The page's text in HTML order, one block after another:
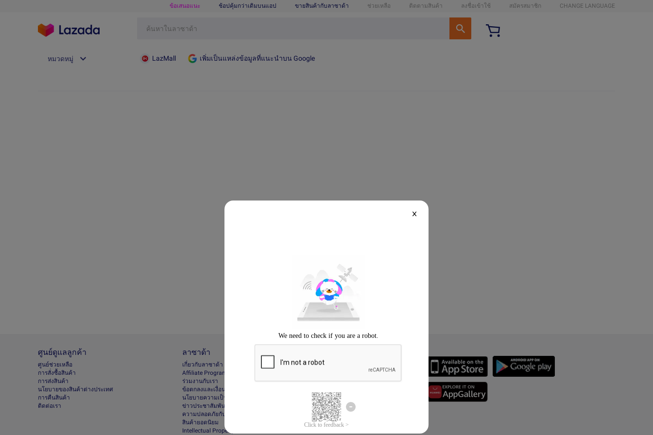
ข้อเสนอแนะ ช้อปคุ้มกว่าเดิมบนแอป ขายสินค้ากับลาซาด้า ช่วยเหลือ ติดตามสินค้า ลงชื่อเข้าใช้ สมัครสมาชิก CHANGE LANGUAGE
หมวดหมู่ LazMall เพิ่มเป็นแหล่งข้อมูลที่แนะนำบน Google
ศูนย์ดูแลลูกค้า
ศูนย์ช่วยเหลือ
การสั่งซื้อสินค้า
การส่งสินค้า
นโยบายของสินค้าต่างประเทศ
การคืนสินค้า
ติดต่อเรา
ลาซาด้า
เกี่ยวกับลาซาด้า
Afﬁliate Program
ร่วมงานกับเรา
ข้อตกลงและเงื่อนไข
นโยบายความเป็นส่วนตัว
ข่าวประชาสัมพันธ์
ความปลอดภัยกับลาซาด้า
สินค้ายอดนิยม
Intellectual Property Protection
Download the App
X